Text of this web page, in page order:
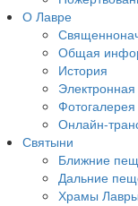
О Лавре
Общая
История
Фотогалерея
Онлайн-
Святыни
Ближние
Дальние
Храмы Лавры